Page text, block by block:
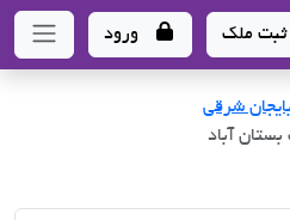
املاک و مشاورین املاک
ثبت ملک ورود
املاکشرقی
آباد